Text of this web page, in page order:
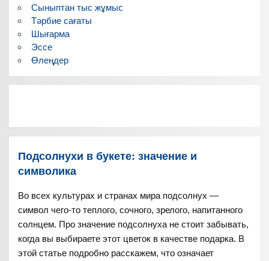
Сыныптан тыс жұмыс
Тәрбие сағаты
Шығарма
Эссе
Өлеңдер
Подсолнухи в букете: значение и
символика
Во всех культурах и странах мира подсолнух —
символ чего-то теплого, сочного, зрелого, напитанного
солнцем. Про значение подсолнуха не стоит забывать,
когда вы выбираете этот цветок в качестве подарка. В
этой статье подробно расскажем, что означает